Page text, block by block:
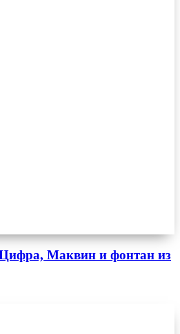
Маквин и фонтан из